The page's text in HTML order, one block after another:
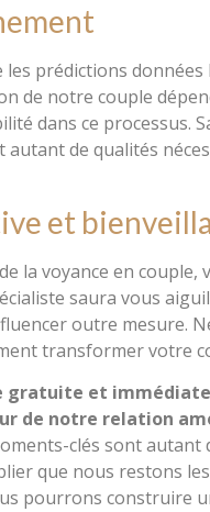
prédictions données
de notre couple
dans ce
autant de qualités
et
la voyance en
saura vous
outre mesure.
transformer votre
gratuite et
de notre relation
clés sont autant
que nous restons
pourrons construire